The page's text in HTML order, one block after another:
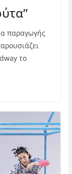
παραγωγής
το